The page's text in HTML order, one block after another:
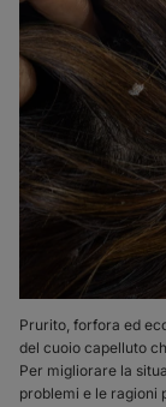
Prurito, forfora ed
del cuoio capelluto
Per migliorare la
problemi e le ragioni